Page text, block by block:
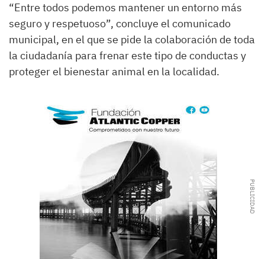
“Entre todos podemos mantener un entorno más
seguro y respetuoso”, concluye el comunicado
municipal, en el que se pide la colaboración de toda
la ciudadanía para frenar este tipo de conductas y
proteger el bienestar animal en la localidad.